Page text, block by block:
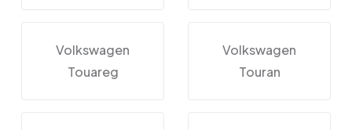
Volkswagen
Touareg
Volkswagen
Touran